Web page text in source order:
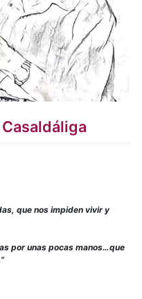
que nos impiden vivir y
por unas pocas manos…que